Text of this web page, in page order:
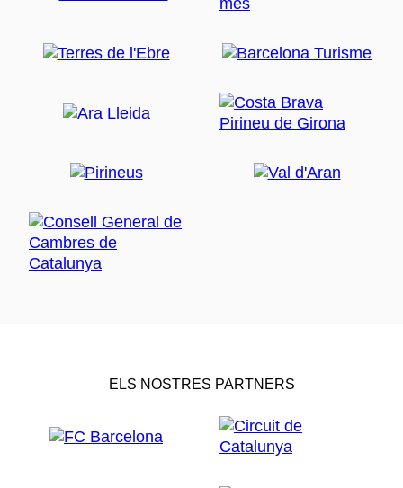
ELS NOSTRES PARTNERS